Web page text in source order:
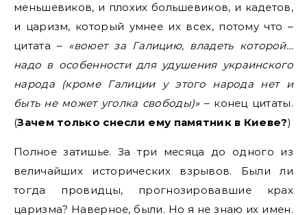
меньшевиков, и плохих большевиков, и кадетов,
и царизм, который умнее их всех, потому что –
цитата – «воюет за Галицию, владеть которой…
надо в особенности для удушения украинского
народа (кроме Галиции у этого народа нет и
быть не может уголка свободы)»– конец цитаты.
(Зачем только снесли ему памятник в Киеве?)
Полное затишье. За три месяца до одного из
величайших исторических взрывов. Были ли
тогда провидцы, прогнозировавшие крах
царизма? Наверное, были. Но я не знаю их имен.